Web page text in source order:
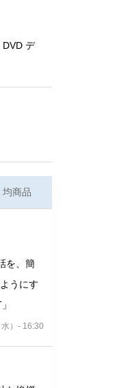
DVD デ
均商品
を、簡
うにす
）- 16:30